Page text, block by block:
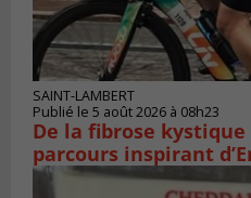
SAINT-LAMBERT
Publié le 5 août 2026 à 08h23
De la fibrose kystique
parcours inspirant